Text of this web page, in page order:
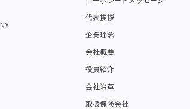
代表挨拶
企業理念
会社概要
役員紹介
会社沿革
取扱保険会社